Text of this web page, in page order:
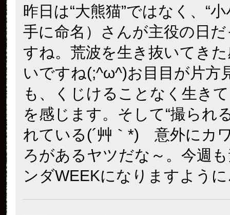
昨日は“大熊猫”ではなく、“小
手に命名）さんが主役の日
すね。荒波を生き抜いてき
いですね(;^ω^)お目目が片方
も、くじけることなく生き
を感じます。そして“撮られ
れている(´艸｀*) 意外にカ
ろがあるヤツだな～。今週
ンダWEEKになりますように